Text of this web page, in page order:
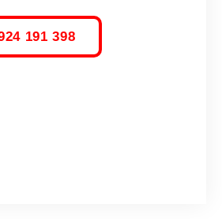
191 398